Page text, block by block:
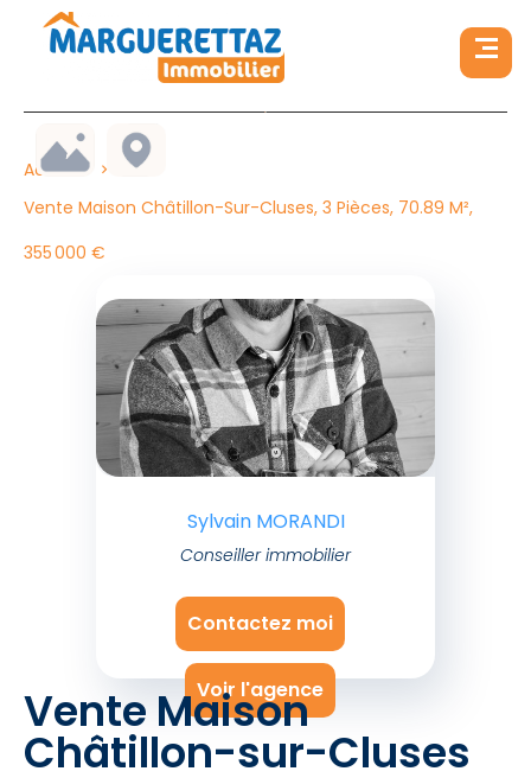
Accueil
Vente Maison Châtillon-Sur-Cluses, 3 Pièces, 70.89 M²,
355 000 €
Sylvain MORANDI
Conseiller immobilier
Contactez moi
Voir l'agence
Vente Maison
Châtillon-sur-Cluses